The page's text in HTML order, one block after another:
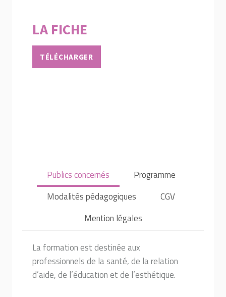
LA FICHE
TÉLÉCHARGER
Publics concernés
Programme
Modalités pédagogiques
CGV
Mention légales
La formation est destinée aux
professionnels de la santé, de la relation
d’aide, de l’éducation et de l’esthétique.